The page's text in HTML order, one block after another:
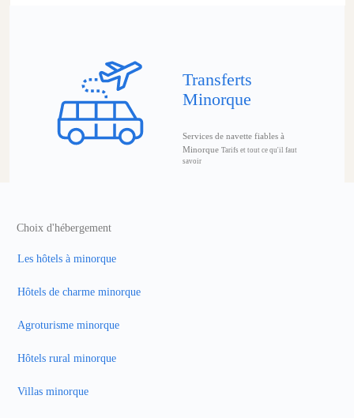
Transferts
Minorque
Services de navette fiables à
Minorque Tarifs et tout ce qu'il faut
savoir
Choix d'hébergement
Les hôtels à minorque
Hôtels de charme minorque
Agroturisme minorque
Hôtels rural minorque
Villas minorque